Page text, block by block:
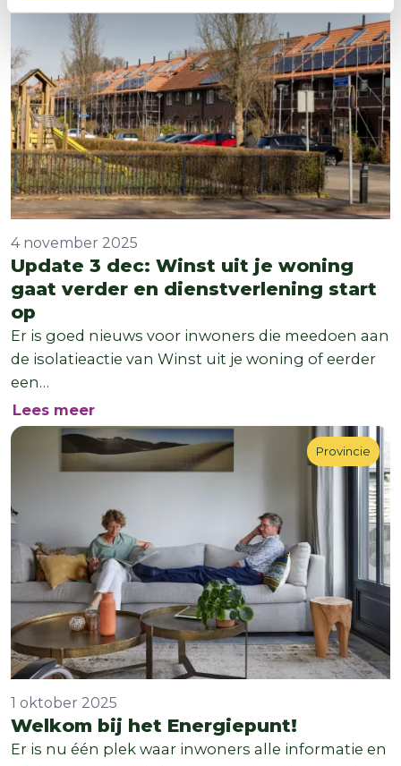
Update 3 dec: Winst uit je woning
gaat verder en dienstverlening start
op
4 november 2025
Er is goed nieuws voor inwoners die meedoen aan
de isolatieactie van Winst uit je woning of eerder
een…
Lees meerover Update 3 dec: Winst uit je
Welkom bij het Energiepunt!
1 oktober 2025
Er is nu één plek waar inwoners alle informatie en
Provincie
Provincie